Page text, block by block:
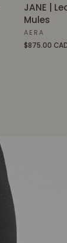
JANE |
Mules
AERA
$875.00